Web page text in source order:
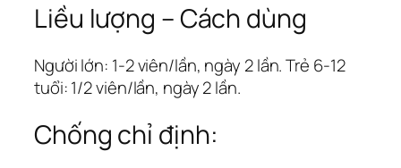
Liều lượng – Cách dùng
Người lớn: 1-2 viên/lần, ngày 2 lần. Trẻ 6-12
tuổi: 1/2 viên/lần, ngày 2 lần.
Chống chỉ định: